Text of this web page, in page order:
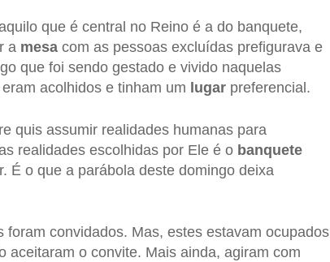
que é central no Reino é a do banquete,
amesacom as pessoas excluídas prefigurava e
que foi sendo gestado e vivido naquelas
acolhidos e tinham um lugarpreferencial.
quis assumir realidades humanas para
realidades escolhidas por Ele é o banquete
É o que a parábola deste domingo deixa
convidados. Mas, estes estavam ocupados
aceitaram o convite. Mais ainda, agiram com